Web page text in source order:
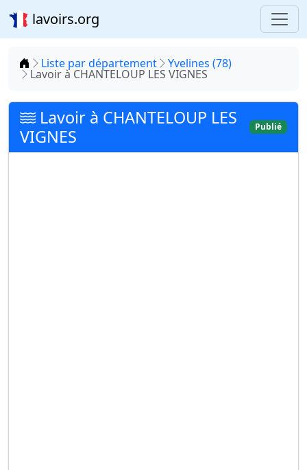
lavoirs.org
Accueil
Liste par département Yvelines (78)
Lavoir à CHANTELOUP LES VIGNES
Lavoir à CHANTELOUP LES
VIGNES
Publié